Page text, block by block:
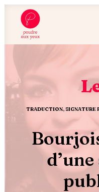
TRADUCTION, SIGNATURE